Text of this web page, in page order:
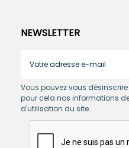
NEWSLETTER
Vous pouvez vous
pour cela nos informations
d'utilisation du site.